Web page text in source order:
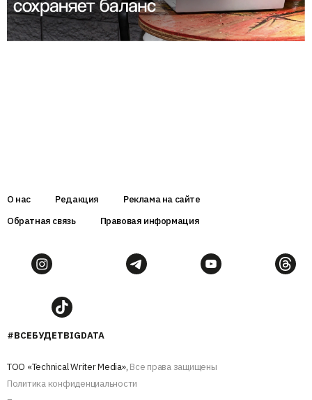
О нас Редакция
Реклама на сайте
Обратная связь
Правовая информация
#ВСЕБУДЕТBIGDATA
ТОО «Technical Writer Media», Все права защищены
Политика конфиденциальности